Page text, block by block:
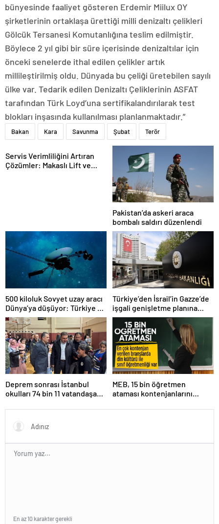
bünyesinde faaliyet gösteren Erdemir Miilux OY
şirketlerinin ortaklaşa ürettiği milli denizaltı çelikleri
Gölcük Tersanesi Komutanlığına teslim edilmiştir.
Böylece 2 yıl gibi bir süre içerisinde denizaltılar için
önceki senelerde ithal edilen çelikler artık
millileştirilmiş oldu. Dünyada bu çeliği üretebilen sayılı
ülke var. Tedarik edilen Denizaltı Çeliklerinin ASFAT
tarafından Türk Loyd’una sertifikalandırılarak test
blokları inşasında kullanılması planlanmaktadır.”
Bakan Kara Savunma Şubat Terör
Servis Verimliliğini Artıran
Çözümler: Makaslı Lift ve
Pakistan’da askeri araca
bombalı saldırı düzenlendi
500 kiloluk Sovyet uzay aracı
Dünya’ya düşüyor: Türkiye de
risk altında
Türkiye’den İsrail’in Gazze’de
işgali genişletme planına
tepki
Deprem sonrası İstanbul
okulları 74 bin 11 vatandaşa
MEB, 15 bin öğretmen
ataması kontenjanlarını
En az 10 karakter gerekli